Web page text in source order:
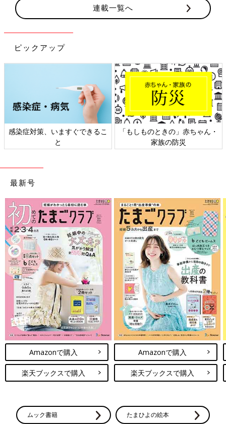
連載一覧へ
ピックアップ
感染症対策、いますぐできるこ
と
「もしものときの」赤ちゃん・
家族の防災
最新号
Amazonで購入
楽天ブックスで購入
Amazonで購入
楽天ブックスで購入
ムック書籍 たまひよの絵本